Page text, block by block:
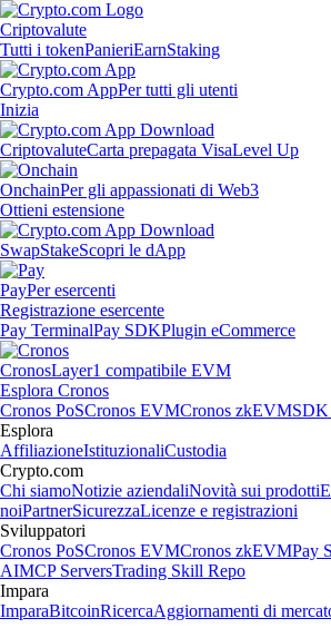
Criptovalute
Tutti i tokenPanieriEarnStaking
Crypto.com AppPer tutti gli utenti
Inizia
CriptovaluteCarta prepagata VisaLevel Up
OnchainPer gli appassionati di Web3
Ottieni estensione
SwapStakeScopri le dApp
PayPer esercenti
Registrazione esercente
Pay TerminalPay SDKPlugin eCommerce
CronosLayer1 compatibile EVM
Esplora Cronos
Cronos PoSCronos EVMCronos zkEVMSDK
Esplora
AffiliazioneIstituzionaliCustodia
Crypto.com
Chi siamoNotizie aziendaliNovità sui prodotti
noiPartnerSicurezzaLicenze e registrazioni
Sviluppatori
Cronos PoSCronos EVMCronos zkEVMPay
AIMCP ServersTrading Skill Repo
Impara
ImparaBitcoinRicercaAggiornamenti di